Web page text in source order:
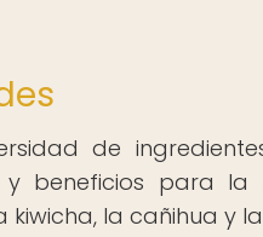
de
beneficios para la
la cañihua y